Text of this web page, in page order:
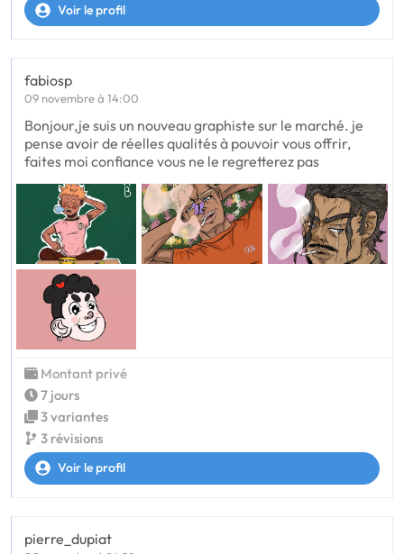
Voir le profil
fabiosp
09 novembre à 14:00
Bonjour,je suis un nouveau graphiste sur le marché. je
pense avoir de réelles qualités à pouvoir vous offrir,
faites moi confiance vous ne le regretterez pas
Montant privé
7 jours
3 variantes
3 révisions
Voir le profil
pierre_dupiat